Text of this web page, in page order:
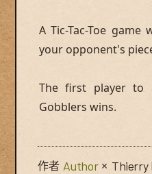
A Tic-Tac-Toe
your opponent's
The first player
Gobblers wins.
作者 Author × Thierry